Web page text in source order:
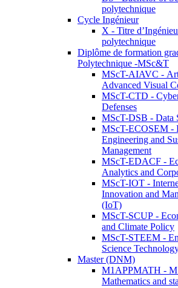
polytechnique
Cycle Ingénieur
X - Titre
polytechnique
Diplôme de formation
Polytechnique -MSc&T
MScT-AIAVC -
Advanced Visual
MScT-CTD -
Defenses
MScT-DSB - Data
MScT-ECOSEM -
Engineering and
Management
MScT-EDACF -
Analytics and
MScT-IOT -
Innovation and
(IoT)
MScT-SCUP -
and Climate Policy
MScT-STEEM -
Science
Master (DNM)
M1APPMATH -
Mathematics and